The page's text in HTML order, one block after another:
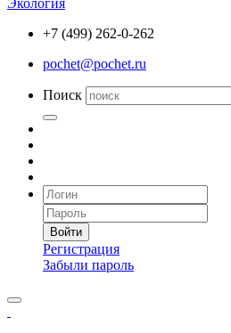
Экология
+7 (499) 262-0-262
pochet@pochet.ru
Поиск
Войти
Регистрация
Забыли пароль